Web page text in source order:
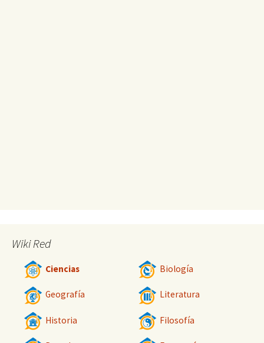
Wiki Red
Ciencias Biología
Geografía Literatura
Historia Filosofía